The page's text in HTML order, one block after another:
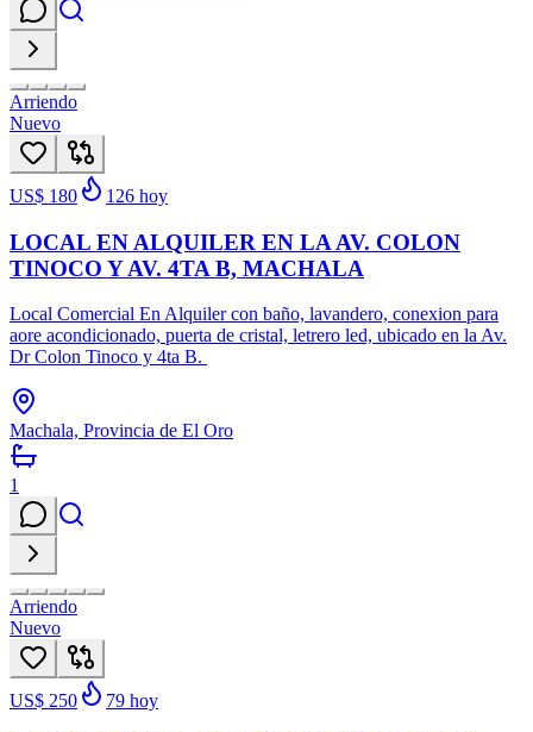
Arriendo
Nuevo
US$ 180 126 hoy
LOCAL EN ALQUILER EN LA AV. COLON
TINOCO Y AV. 4TA B, MACHALA
Local Comercial En Alquiler con baño, lavandero, conexion para
aore acondicionado, puerta de cristal, letrero led, ubicado en la Av.
Dr Colon Tinoco y 4ta B.
Machala, Provincia de El Oro
1
Arriendo
Nuevo
US$ 250 79 hoy